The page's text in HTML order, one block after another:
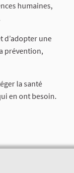
humaines,
d’adopter une
prévention,
la santé
en ont besoin.